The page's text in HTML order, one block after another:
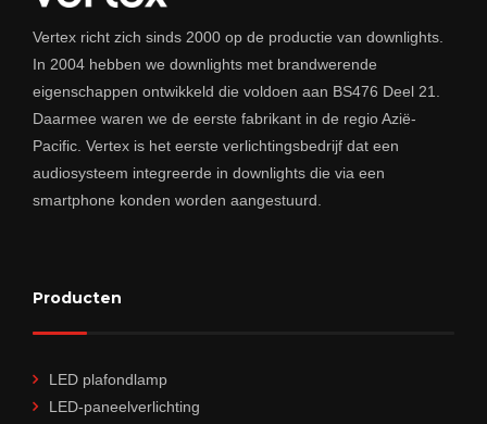
Vertex richt zich sinds 2000 op de productie van downlights.
In 2004 hebben we downlights met brandwerende
eigenschappen ontwikkeld die voldoen aan BS476 Deel 21.
Daarmee waren we de eerste fabrikant in de regio Azië-
Pacific. Vertex is het eerste verlichtingsbedrijf dat een
audiosysteem integreerde in downlights die via een
smartphone konden worden aangestuurd.
Producten
LED plafondlamp
LED-paneelverlichting